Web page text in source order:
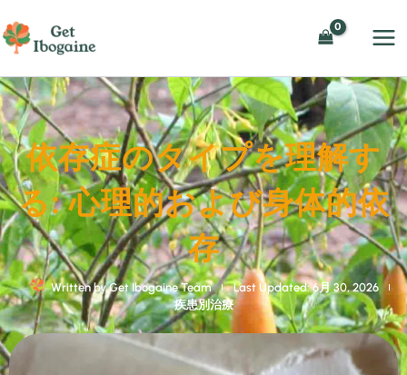
容
ス
キ
ッ
プ
依存症のタイプを理解す
る: 心理的および身体的依
存
Written byGet Ibogaine Team
Last Updated: 6月 30, 2026
疾患別治療